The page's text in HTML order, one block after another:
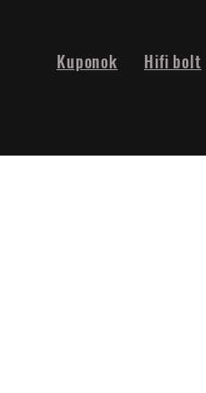
Hifi bolt
Kuponok